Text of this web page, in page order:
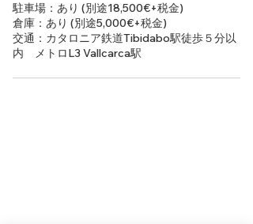
駐車場：あり (別途18,500€+税金)
倉庫：あり (別途5,000€+税金)
交通：カタロニア鉄道Tibidabo駅徒歩５分以
内 メトロL3 Vallcarca駅